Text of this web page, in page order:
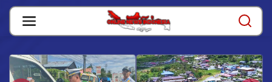
Skip
content